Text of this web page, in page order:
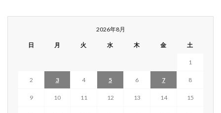
2026年8月
日 月 火 水 木 金 土
1
2 3 4 5 6 7 8
9 10 11 12 13 14 15